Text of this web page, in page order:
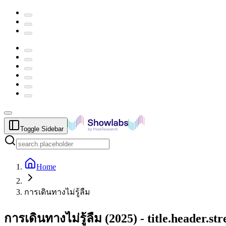
Toggle Sidebar
Home
การเดินทางไม่รู้ลืม
การเดินทางไม่รู้ลืม (2025) -